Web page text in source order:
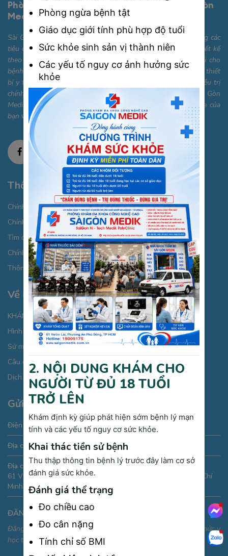
Phòng Khám Đa Khoa Công Nghệ Cao Sài Gòn
Medik
Sài Gòn Medik được trang bị cơ sở vật chất hiện đại, đáp ứng các
tiêu chuẩn quốc tế với các phòng khám chuyên khoa được thiết kế
theo hướng thân thiện, tiện nghi và tối ưu hóa sự thoải mái cho
bệnh nhân. Bên cạnh đó, chúng tôi sở hữu hệ thống máy móc, thiết
bị y tế công nghệ cao, giúp hỗ trợ quá trình chẩn đoán và điều trị
chính xác, nhanh chóng. Phòng khám Đa khoa Cao cấp Sài Gòn
Medik mong muốn trở thành điểm đến tin cậy cho sức khỏe của
bạn và gia đình.
Thông tin cần biết
Chính sách bảo mật thông tin cá nhân
Chính sách thanh toán
Tìm đường đi
Chính sách Cookies
Thông báo xử lý dữ liệu cá nhân
Về chúng tôi
KHÁM BỆNH CHỌN GÓI
Hình ảnh giới thiệu
Sứ mệnh chăm sóc từ cái “Tâm”
Câu chuyện thương hiệu
Dịch vụ phòng khám đa khoa
Gửi thông tin liên hệ
Điện thoại: 19005175
Địa chỉ Email: phongkham@saigonmedik.com
Địa chỉ:
61 Vườn Lài, phường An Phú Đông, Quận 12, Thành phố Hồ Chí
Minh, Việt Nam
ĐĂNG KÝ NHẬN THÔNG TIN
Đăng ký để nhận thông tin ưu đãi, sự kiện và cập nhật kiến thức y
học thường thức
Phòng ngừa bệnh tật
Giáo dục giới tính phù hợp độ tuổi
Sức khỏe sinh sản vị thành niên
Các yếu tố nguy cơ ảnh hưởng sức
khỏe
2. NỘI DUNG KHÁM CHO
NGƯỜI TỪ ĐỦ 18 TUỔI
TRỞ LÊN
Khám định kỳ giúp phát hiện sớm bệnh lý mạn
tính và các yếu tố nguy cơ sức khỏe.
Khai thác tiền sử bệnh
Thu thập thông tin bệnh lý trước đây làm cơ sở
đánh giá sức khỏe.
Đánh giá thể trạng
Đo chiều cao
Đo cân nặng
Tính chỉ số BMI